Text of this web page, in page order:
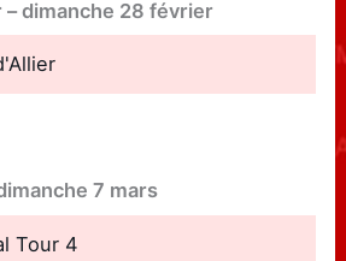
–dimanche 28 février
7 mars
Tour 4